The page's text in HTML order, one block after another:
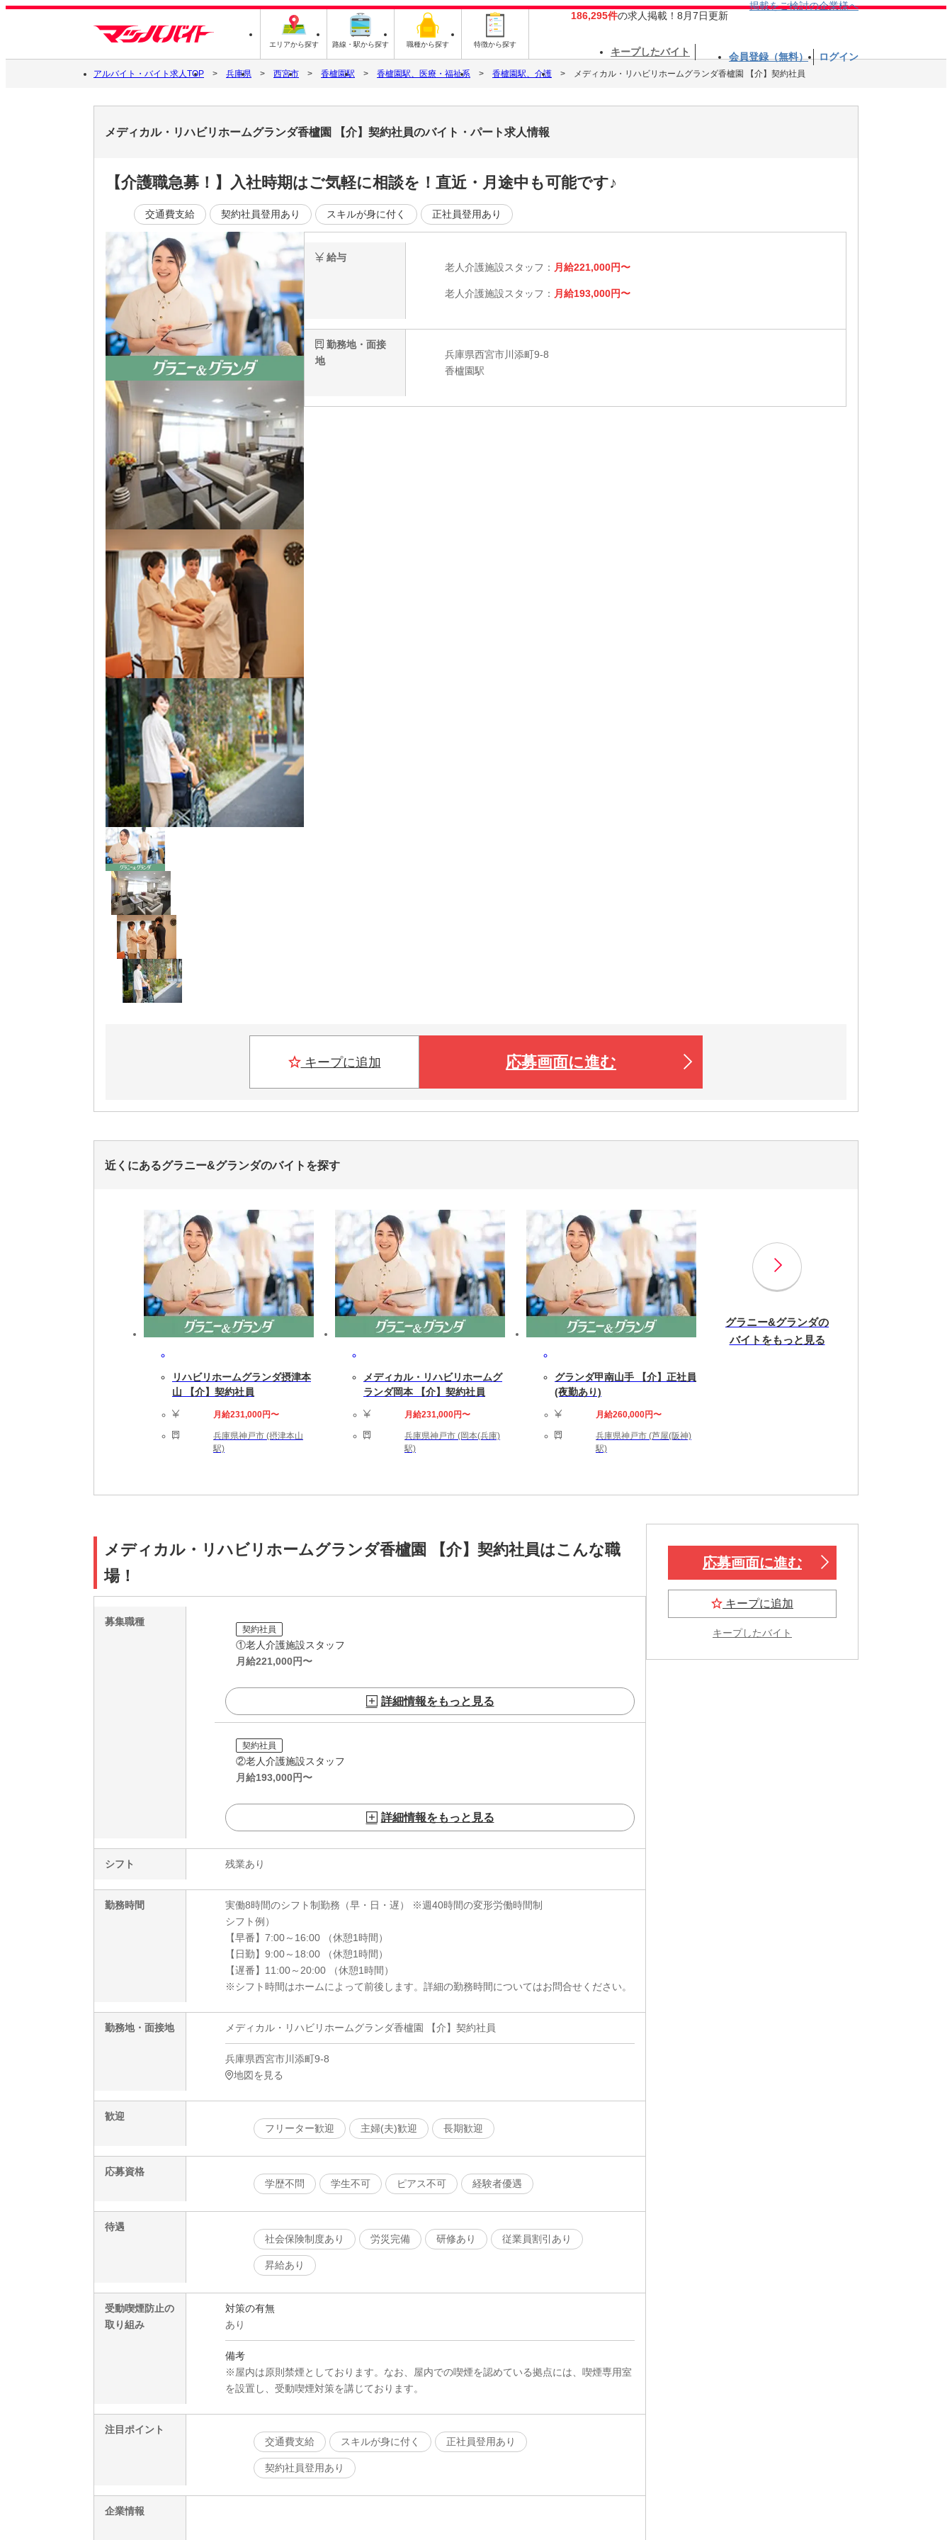
エリアから探す 路線・駅から探す 職種から探す 特徴から探す
186,295件の求人掲載！8月7日更新
掲載をご検討の企業様へ
キープしたバイト 会員登録（無料） ログイン
アルバイト・バイト求人TOP 兵庫県 西宮市 香櫨園駅 香櫨園駅、医療・福祉系 香櫨園駅、介護 メディカル・リハビリホームグランダ香櫨園 【介】契約社員
メディカル・リハビリホームグランダ香櫨園 【介】契約社員のバイト・パート求人情報
【介護職急募！】入社時期はご気軽に相談を！直近・月途中も可能です♪
交通費支給 契約社員登用あり スキルが身に付く 正社員登用あり
給与
老人介護施設スタッフ： 月給221,000円〜
老人介護施設スタッフ： 月給193,000円〜
勤務地・面接
地
兵庫県西宮市川添町9-8
香櫨園駅
キープに追加 応募画面に進む
近くにあるグラニー&グランダのバイトを探す
リハビリホームグランダ摂津本
山 【介】契約社員
月給231,000円〜
兵庫県神戸市 (摂津本山
駅)
メディカル・リハビリホームグ
ランダ岡本 【介】契約社員
月給231,000円〜
兵庫県神戸市 (岡本(兵庫)
駅)
グランダ甲南山手 【介】正社員
(夜勤あり)
月給260,000円〜
兵庫県神戸市 (芦屋(阪神)
駅)
グラニー&グランダの
バイトをもっと見る
メディカル・リハビリホームグランダ香櫨園 【介】契約社員はこんな職
場！
募集職種
契約社員
①老人介護施設スタッフ
月給221,000円〜
詳細情報をもっと見る
契約社員
②老人介護施設スタッフ
月給193,000円〜
詳細情報をもっと見る
シフト 残業あり
勤務時間
実働8時間のシフト制勤務（早・日・遅） ※週40時間の変形労働時間制
シフト例）
【早番】7:00～16:00 （休憩1時間）
【日勤】9:00～18:00 （休憩1時間）
【遅番】11:00～20:00 （休憩1時間）
※シフト時間はホームによって前後します。詳細の勤務時間についてはお問合せください。
勤務地・面接地 メディカル・リハビリホームグランダ香櫨園 【介】契約社員
兵庫県西宮市川添町9-8
地図を見る
歓迎
フリーター歓迎
主婦(夫)歓迎 長期歓迎
応募資格
学歴不問
学生不可 ピアス不可 経験者優遇
待遇
社会保険制度あり
労災完備 研修あり 従業員割引あり
昇給あり
受動喫煙防止の
取り組み
対策の有無
あり
備考
※屋内は原則禁煙としております。なお、屋内での喫煙を認めている拠点には、喫煙専用室
を設置し、受動喫煙対策を講じております。
注目ポイント
交通費支給
スキルが身に付く 正社員登用あり
契約社員登用あり
企業情報
応募画面に進む
キープに追加
キープしたバイト